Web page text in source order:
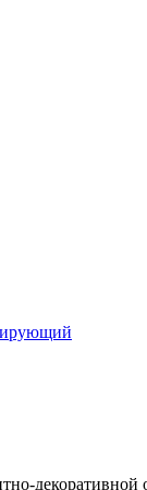
декоративной